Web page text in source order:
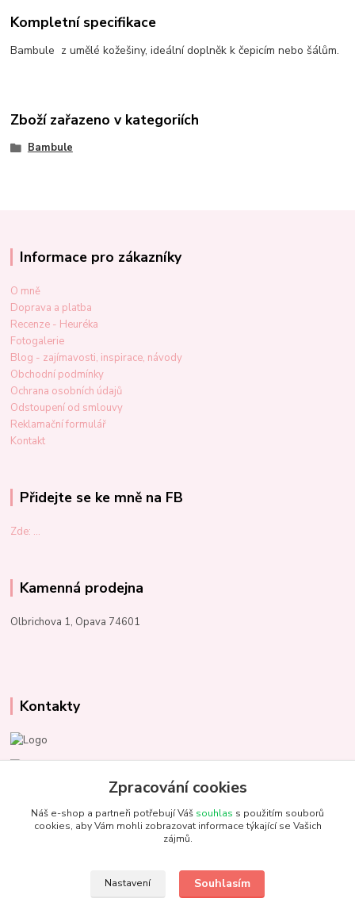
Kompletní specifikace
Bambule z umělé kožešiny, ideální doplněk k čepicím nebo šálům.
Zboží zařazeno v kategoriích
Bambule
Informace pro zákazníky
O mně
Doprava a platba
Recenze - Heuréka
Fotogalerie
Blog - zajímavosti, inspirace, návody
Obchodní podmínky
Ochrana osobních údajů
Odstoupení od smlouvy
Reklamační formulář
Kontakt
Přidejte se ke mně na FB
Zde: ...
Kamenná prodejna
Olbrichova 1, Opava 74601
Kontakty
Marcela Kupková
+420 731 153 484
info@unezbednychklubicek.cz
Zpracování cookies
Náš e-shop a partneři potřebují Váš souhlas s použitím souborů
cookies, aby Vám mohli zobrazovat informace týkající se Vašich
zájmů.
Nastavení Souhlasím